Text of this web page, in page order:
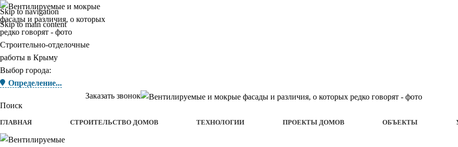
Skip to navigation
Skip to main content
Строительно-отделочные
работы в Крыму
Выбор города:
Определение...
Заказать звонок
Поиск
ГЛАВНАЯ СТРОИТЕЛЬСТВО ДОМОВ ТЕХНОЛОГИИ ПРОЕКТЫ ДОМОВ ОБЪЕКТЫ